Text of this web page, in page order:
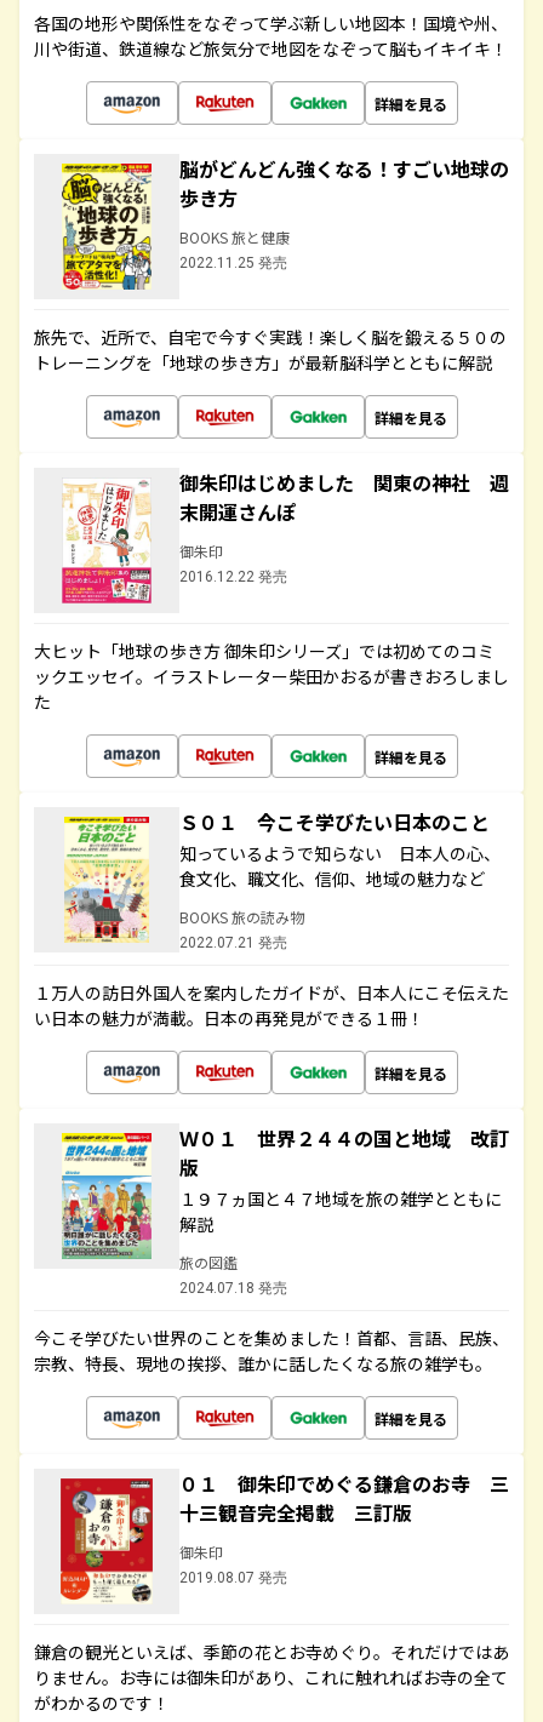
各国の地形や関係性をなぞって学ぶ新しい地図本！国境や州、
川や街道、鉄道線など旅気分で地図をなぞって脳もイキイキ！
詳細を見る
脳がどんどん強くなる！すごい地球の
歩き方
BOOKS 旅と健康
2022.11.25 発売
旅先で、近所で、自宅で今すぐ実践！楽しく脳を鍛える５０の
トレーニングを「地球の歩き方」が最新脳科学とともに解説
詳細を見る
御朱印はじめました 関東の神社 週
末開運さんぽ
御朱印
2016.12.22 発売
大ヒット「地球の歩き方 御朱印シリーズ」では初めてのコミ
ックエッセイ。イラストレーター柴田かおるが書きおろしまし
た
詳細を見る
Ｓ０１ 今こそ学びたい日本のこと
知っているようで知らない 日本人の心、
食文化、職文化、信仰、地域の魅力など
BOOKS 旅の読み物
2022.07.21 発売
１万人の訪日外国人を案内したガイドが、日本人にこそ伝えた
い日本の魅力が満載。日本の再発見ができる１冊！
詳細を見る
Ｗ０１ 世界２４４の国と地域 改訂
版
１９７ヵ国と４７地域を旅の雑学とともに
解説
旅の図鑑
2024.07.18 発売
今こそ学びたい世界のことを集めました！首都、言語、民族、
宗教、特長、現地の挨拶、誰かに話したくなる旅の雑学も。
詳細を見る
０１ 御朱印でめぐる鎌倉のお寺 三
十三観音完全掲載 三訂版
御朱印
2019.08.07 発売
鎌倉の観光といえば、季節の花とお寺めぐり。それだけではあ
りません。お寺には御朱印があり、これに触れればお寺の全て
がわかるのです！